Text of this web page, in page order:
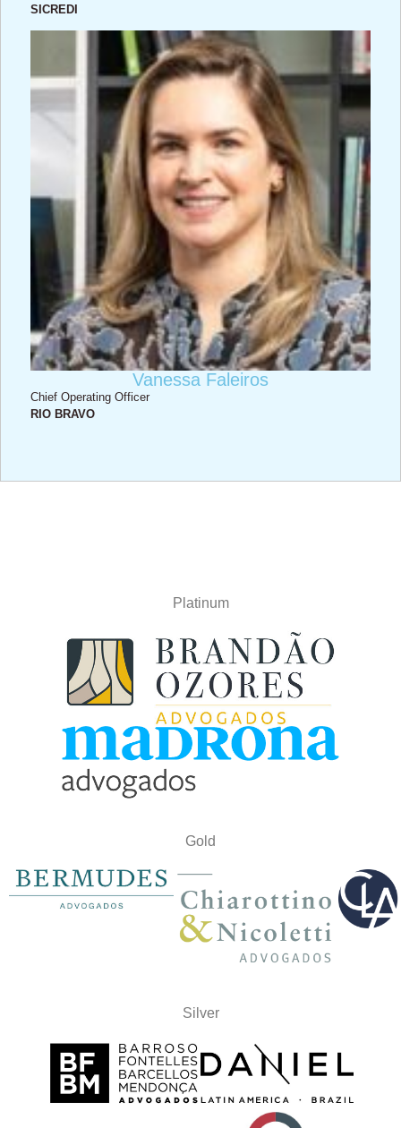
SICREDI
Vanessa Faleiros
Chief Operating Officer
RIO BRAVO
Platinum
Gold
Silver